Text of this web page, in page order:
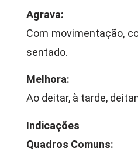
Agrava:
Com movimentação,
sentado.
Melhora:
Ao deitar, à tarde,
Indicações
Quadros Comuns: